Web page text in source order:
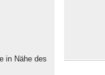
in Nähe des